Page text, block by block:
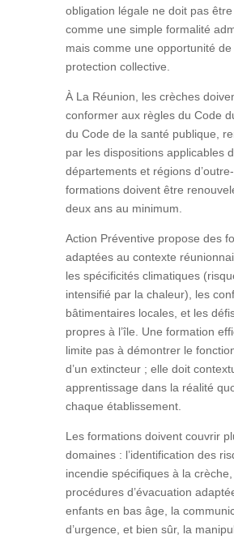
obligation légale ne doit pas
comme une simple formalité
mais comme une opportunité
protection collective.
À La Réunion, les crèches
conformer aux règles du Code
du Code de la santé publique,
par les dispositions applicables
départements et régions
formations doivent être
deux ans au minimum.
Action Préventive propose des
adaptées au contexte
les spécificités climatiques
intensifié par la chaleur), les
bâtimentaires locales, et les
propres à l’île. Une formation
limite pas à démontrer le
d’un extincteur ; elle doit
apprentissage dans la réalité
chaque établissement.
Les formations doivent couvrir
domaines : l’identification des
incendie spécifiques à la
procédures d’évacuation
enfants en bas âge, la
d’urgence, et bien sûr, la